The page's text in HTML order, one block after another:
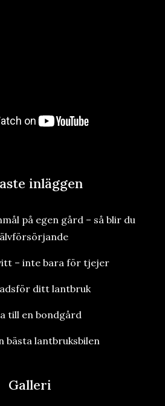
inläggen
på egen gård – så blir du
– inte bara för tjejer
ditt lantbruk
till en bondgård
bästa lantbruksbilen
Galleri